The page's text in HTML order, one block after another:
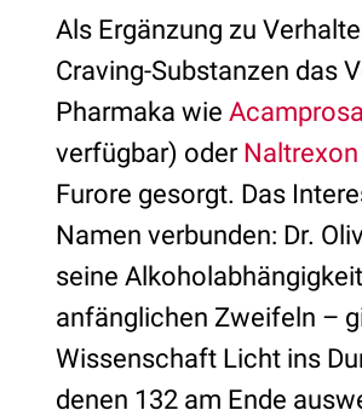
Als Ergänzung zu
Craving-Substanzen das
Pharmaka wie
verfügbar) oder Naltrexon
Furore gesorgt. Das
Namen verbunden: Dr.
seine
anfänglichen Zweifeln –
Wissenschaft Licht ins
denen 132 am Ende